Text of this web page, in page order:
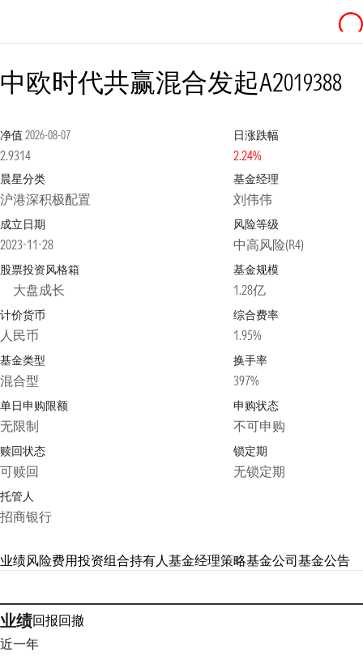
中欧时代共赢混合发起A2019388
净值 2026-08-07
2.9314
日涨跌幅
2.24%
晨星分类
沪港深积极配置
基金经理
刘伟伟
成立日期
2023-11-28
风险等级
中高风险(R4)
股票投资风格箱
大盘成长
基金规模
1.28亿
计价货币
人民币
综合费率
1.95%
基金类型
混合型
换手率
397%
单日申购限额
无限制
申购状态
不可申购
赎回状态
可赎回
锁定期
无锁定期
托管人
招商银行
业绩风险费用投资组合持有人基金经理策略基金公司基金公告
业绩回报回撤
近一年